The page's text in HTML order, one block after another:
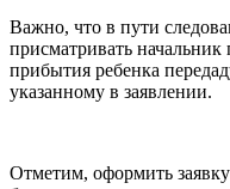
Важно, что в пути
присматривать
прибытия ребенка
указанному в заявлении.
Отметим, оформить